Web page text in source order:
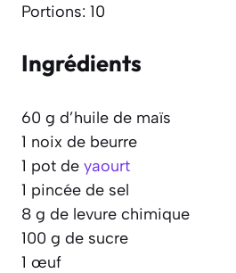
Portions: 10
Ingrédients
60 g d’huile de maïs
1 noix de beurre
1 pot de yaourt
1 pincée de sel
8 g de levure chimique
100 g de sucre
1 œuf